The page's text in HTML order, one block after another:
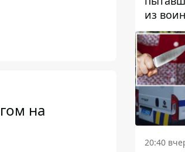
на
из
за 7
них
20:40